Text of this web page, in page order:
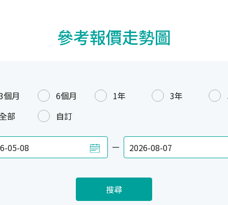
參考報價走勢圖
個月 6個月 1年 3年
部
自訂
—
搜尋